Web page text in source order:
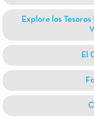
Explore los
El